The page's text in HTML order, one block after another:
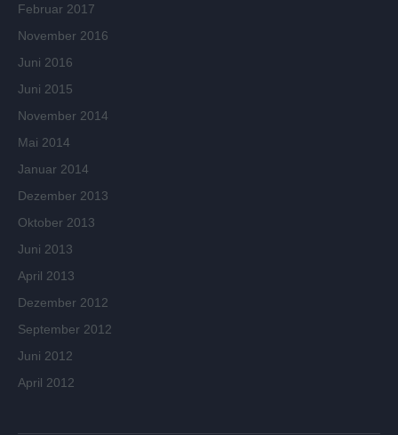
Februar 2017
November 2016
Juni 2016
Juni 2015
November 2014
Mai 2014
Januar 2014
Dezember 2013
Oktober 2013
Juni 2013
April 2013
Dezember 2012
September 2012
Juni 2012
April 2012